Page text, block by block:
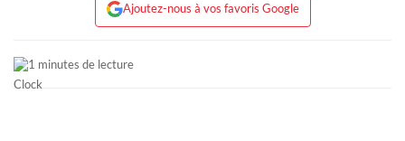
Ajoutez-nous à vos favoris Google
1 minutes de lecture